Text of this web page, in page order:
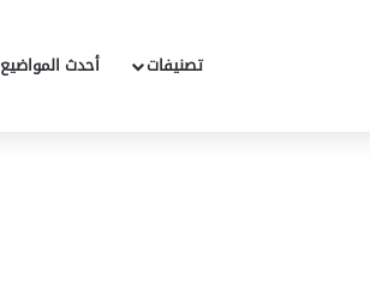
تصنيفات أحدث المواضيع